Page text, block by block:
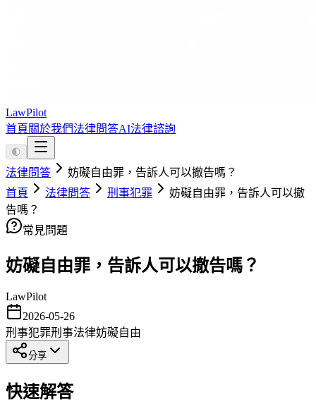
LawPilot
首頁 關於我們法律問答AI法律諮詢
🌓
法律問答
妨礙自由罪，告訴人可以撤告嗎？
首頁
法律問答 刑事犯罪
妨礙自由罪，告訴人可以撤
告嗎？
常見問題
妨礙自由罪，告訴人可以撤告嗎？
LawPilot
2026-05-26
刑事犯罪刑事法律妨礙自由
分享
快速解答